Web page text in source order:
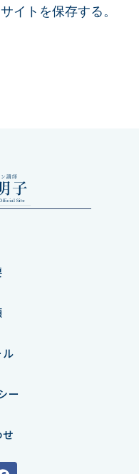
イトを保存する。
ー
Facebook